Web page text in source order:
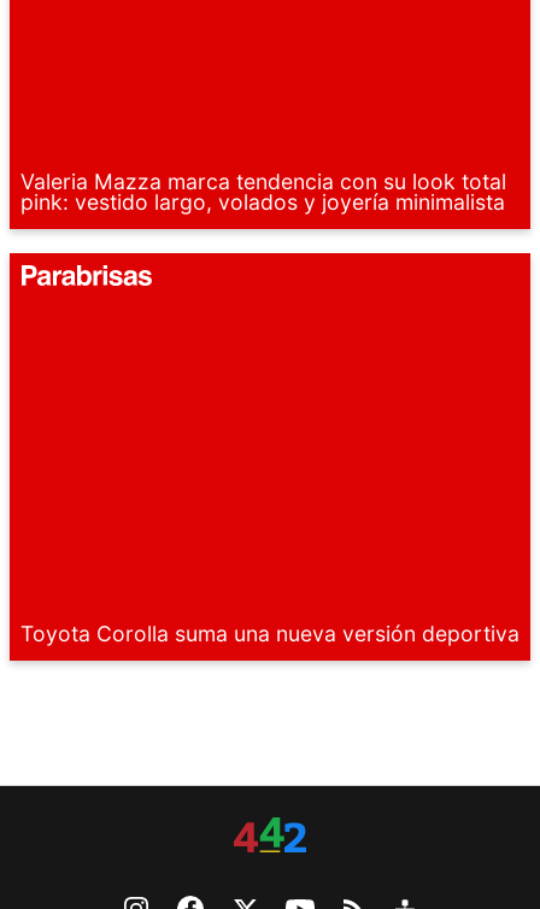
Valeria Mazza marca tendencia con su look total
pink: vestido largo, volados y joyería minimalista
Toyota Corolla suma una nueva versión deportiva